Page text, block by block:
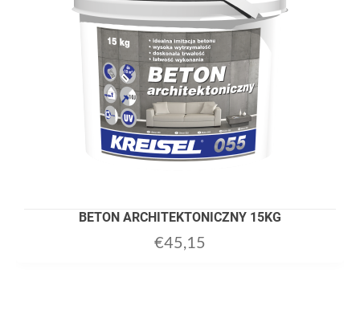
BETON ARCHITEKTONICZNY 15KG
€45,15